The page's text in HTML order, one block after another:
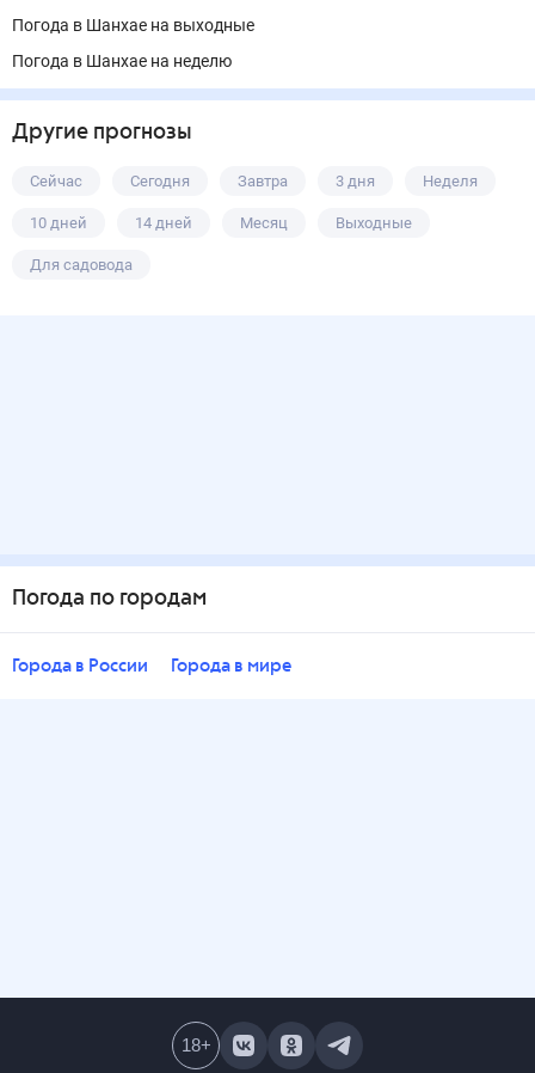
Погода в Шанхае на выходные
Погода в Шанхае на неделю
Другие прогнозы
Сейчас Сегодня Завтра 3 дня Неделя
10 дней 14 дней Месяц Выходные
Для садовода
Погода по городам
Города в России Города в мире
18+